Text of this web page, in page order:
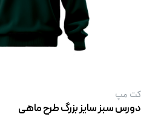
کت‌ مپ
دورس سبز سایز بزرگ طرح ماهی